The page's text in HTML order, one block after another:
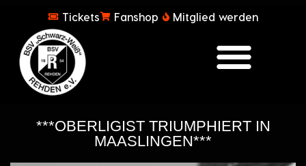
Tickets Fanshop Mitglied werden
***OBERLIGIST TRIUMPHIERT IN
MAASLINGEN***